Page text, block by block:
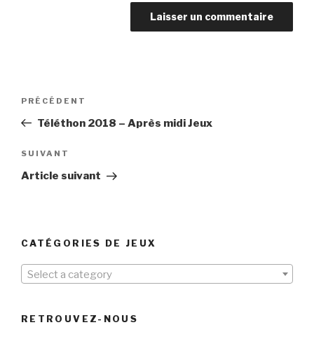
Navigation
l’article
Article
précédent
PRÉCÉDENT
Téléthon 2018 – Après midi Jeux
Article
suivant
SUIVANT
Article suivant
CATÉGORIES DE JEUX
Select a category
RETROUVEZ-NOUS